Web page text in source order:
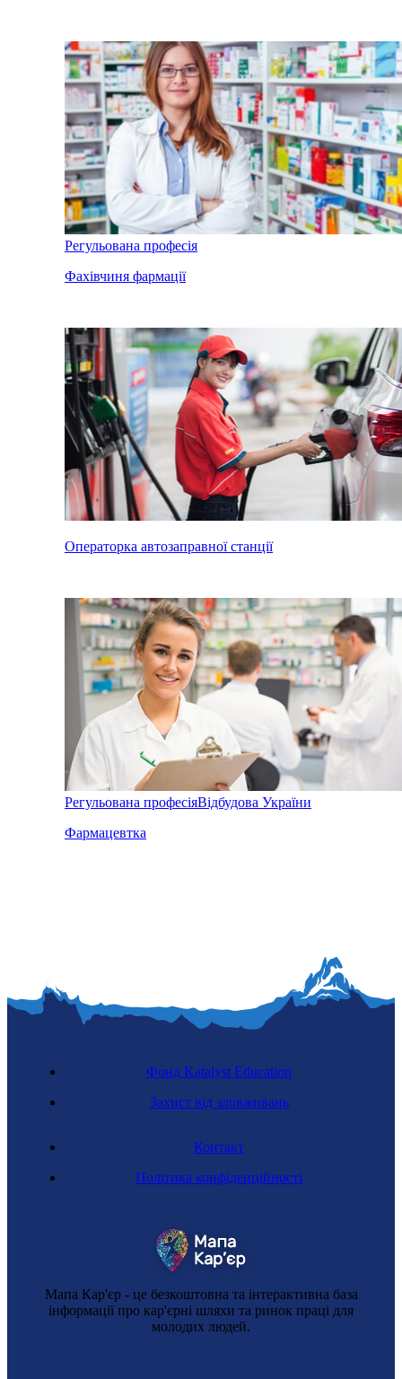
Регульована професія
Фахівчиня фармації
Операторка автозаправної станції
Регульована професіяВідбудова України
Фармацевтка
Мапа Кар'єр - це безкоштовна та інтерактивна база
інформації про кар'єрні шляхи та ринок праці для
молодих людей.
Контакт
Політика конфіденційності
Фонд Katalyst Education
Захист від зловживань